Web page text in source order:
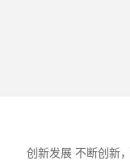
创新发展 不断创新